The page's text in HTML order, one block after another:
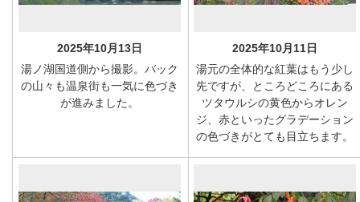
2025年10月13日
湯ノ湖国道側から撮影。バック
の山々も温泉街も一気に色づき
が進みました。
2025年10月11日
湯元の全体的な紅葉はもう少し
先ですが、ところどころにある
ツタウルシの黄色からオレン
ジ、赤といったグラデーション
の色づきがとても目立ちます。